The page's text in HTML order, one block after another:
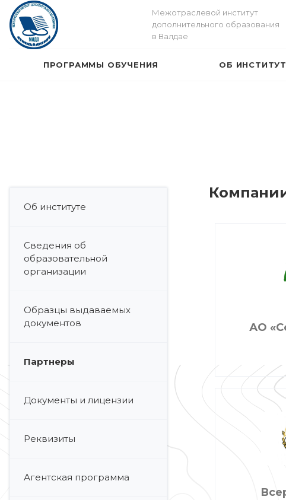
Межотраслевой институт
дополнительного образования
в Валдае
ПРОГРАММЫ ОБУЧЕНИЯ ОБ
Об институте
Сведения об
образовательной
организации
Образцы выдаваемых
документов
Партнеры
Документы и лицензии
Реквизиты
Агентская программа
АО